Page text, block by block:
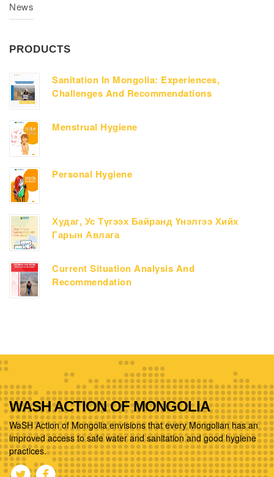
News
PRODUCTS
Sanitation In Mongolia: Experiences,
Challenges And Recommendations
Menstrual Hygiene
Personal Hygiene
Худаг, Ус Түгээх Байранд Үнэлгээ Хийх
Гарын Авлага
Current Situation Analysis And
Recommendation
WASH ACTION OF MONGOLIA
WaSH Action of Mongolia envisions that every Mongolian has an
improved access to safe water and sanitation and good hygiene
practices.